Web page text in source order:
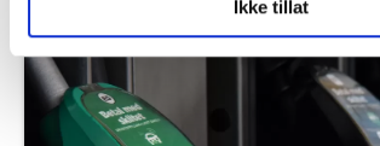
og fontene.no bruker
lære hvordan våre nettsider blir brukt slik
relevant innhold, tilpassede annonser og
statistikk.
Vi deler bare informasjon om hvordan du
Ikke tillat